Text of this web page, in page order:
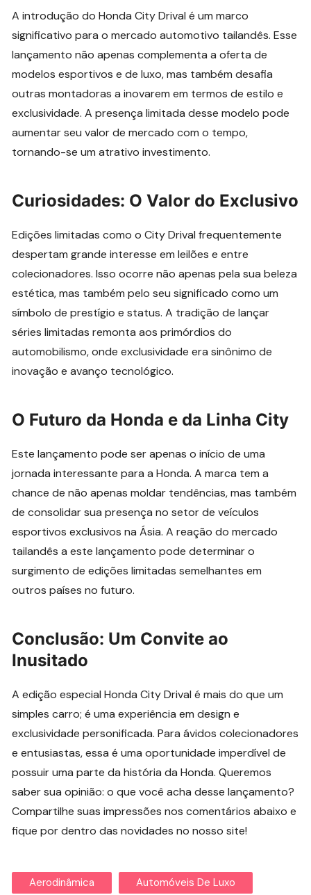
A introdução do Honda City Drival é um marco
significativo para o mercado automotivo tailandês. Esse
lançamento não apenas complementa a oferta de
modelos esportivos e de luxo, mas também desafia
outras montadoras a inovarem em termos de estilo e
exclusividade. A presença limitada desse modelo pode
aumentar seu valor de mercado com o tempo,
tornando-se um atrativo investimento.
Curiosidades: O Valor do Exclusivo
Edições limitadas como o City Drival frequentemente
despertam grande interesse em leilões e entre
colecionadores. Isso ocorre não apenas pela sua beleza
estética, mas também pelo seu significado como um
símbolo de prestígio e status. A tradição de lançar
séries limitadas remonta aos primórdios do
automobilismo, onde exclusividade era sinônimo de
inovação e avanço tecnológico.
O Futuro da Honda e da Linha City
Este lançamento pode ser apenas o início de uma
jornada interessante para a Honda. A marca tem a
chance de não apenas moldar tendências, mas também
de consolidar sua presença no setor de veículos
esportivos exclusivos na Ásia. A reação do mercado
tailandês a este lançamento pode determinar o
surgimento de edições limitadas semelhantes em
outros países no futuro.
Conclusão: Um Convite ao
Inusitado
A edição especial Honda City Drival é mais do que um
simples carro; é uma experiência em design e
exclusividade personificada. Para ávidos colecionadores
e entusiastas, essa é uma oportunidade imperdível de
possuir uma parte da história da Honda. Queremos
saber sua opinião: o que você acha desse lançamento?
Compartilhe suas impressões nos comentários abaixo e
fique por dentro das novidades no nosso site!
Aerodinâmica Automóveis De Luxo